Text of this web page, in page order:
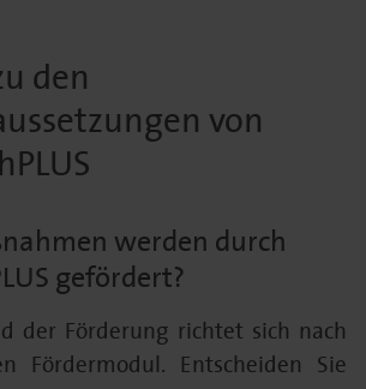
den
von
werden durch
gefördert?
der Förderung richtet sich nach
Fördermodul. Entscheiden Sie